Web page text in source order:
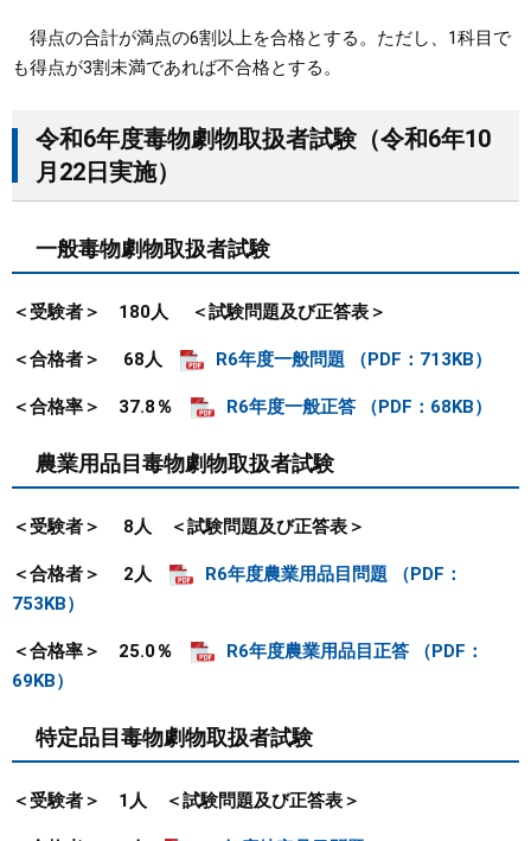
得点の合計が満点の6割以上を合格とする。ただし、1科目で
も得点が3割未満であれば不合格とする。
令和6年度毒物劇物取扱者試験（令和6年10
月22日実施）
一般毒物劇物取扱者試験
＜受験者＞ 180人 ＜試験問題及び正答表＞
＜合格者＞ 68人 R6年度一般問題 （PDF：713KB）
＜合格率＞ 37.8％ R6年度一般正答 （PDF：68KB）
農業用品目毒物劇物取扱者試験
＜受験者＞ 8人 ＜試験問題及び正答表＞
＜合格者＞ 2人
R6年度農業用品目問題 （PDF：
753KB）
＜合格率＞ 25.0％
R6年度農業用品目正答 （PDF：
69KB）
特定品目毒物劇物取扱者試験
＜受験者＞ 1人 ＜試験問題及び正答表＞